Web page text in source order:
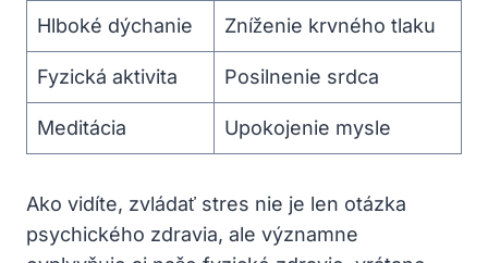
Hlboké dýchanie Zníženie krvného tlaku
Fyzická aktivita Posilnenie srdca
Meditácia Upokojenie ⁤mysle
Ako vidíte, zvládať stres nie je len otázka
psychického⁢ zdravia, ‍ale významne